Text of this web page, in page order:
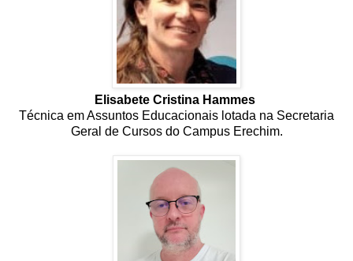
Elisabete Cristina Hammes
Técnica em Assuntos Educacionais lotada na Secretaria
Geral de Cursos do Campus Erechim.